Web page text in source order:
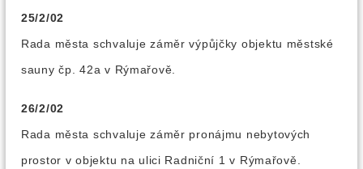
25/2/02
Rada města schvaluje záměr výpůjčky objektu městské
sauny čp. 42a v Rýmařově.
26/2/02
Rada města schvaluje záměr pronájmu nebytových
prostor v objektu na ulici Radniční 1 v Rýmařově.